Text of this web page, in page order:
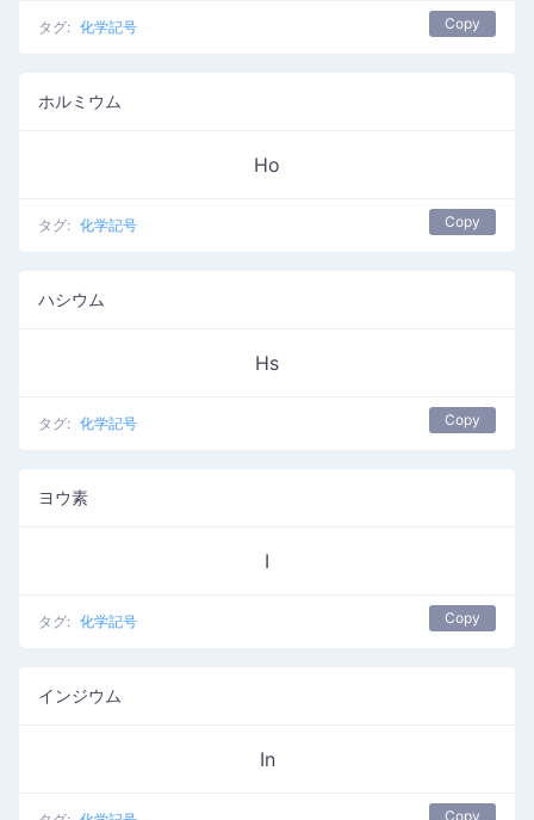
タグ: 化学記号 Copy
ホルミウム
Ho
タグ: 化学記号 Copy
ハシウム
Hs
タグ: 化学記号 Copy
ヨウ素
I
タグ: 化学記号 Copy
インジウム
In
Copy